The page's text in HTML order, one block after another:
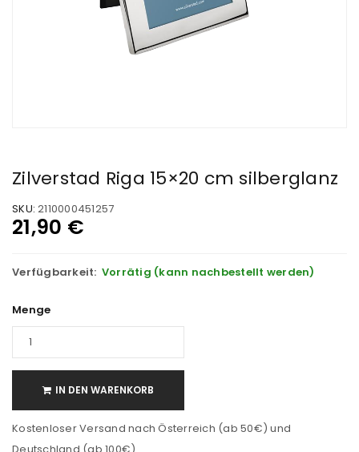
Zilverstad Riga 15×20 cm silberglanz
SKU: 2110000451257
21,90 €
Verfügbarkeit: Vorrätig (kann nachbestellt werden)
Menge
IN DEN WARENKORB
Kostenloser Versand nach Österreich (ab 50€) und